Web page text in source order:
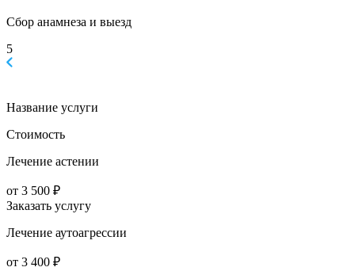
Сбор анамнеза и выезд
5
Название услуги
Стоимость
Лечение астении
от 3 500 ₽
Заказать услугу
Лечение аутоагрессии
от 3 400 ₽